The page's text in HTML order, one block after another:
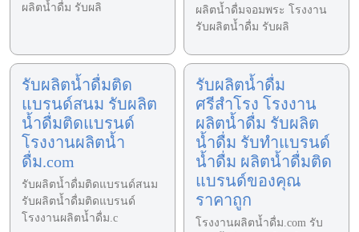
ผลิตน้ำดื่ม รับผลิ
ผลิตน้ำดื่มจอมพระ โรงงาน
รับผลิตน้ำดื่ม รับผลิ
รับผลิตน้ำดื่มติด
แบรนด์สนม รับผลิต
น้ำดื่มติดแบรนด์
โรงงานผลิตน้ำ
ดื่ม.com
รับผลิตน้ำดื่มติดแบรนด์สนม
รับผลิตน้ำดื่มติดแบรนด์
โรงงานผลิตน้ำดื่ม.c
รับผลิตน้ำดื่ม
ศรีสำโรง โรงงาน
ผลิตน้ำดื่ม รับผลิต
น้ำดื่ม รับทำแบรนด์
น้ำดื่ม ผลิตน้ำดื่มติด
แบรนด์ของคุณ
ราคาถูก
โรงงานผลิตน้ำดื่ม.com รับ